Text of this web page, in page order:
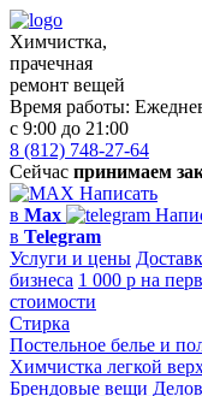
Химчистка,
прачечная
ремонт вещей
Время работы:
с 9:00 до 21:00
8 (812) 748-27-64
Сейчас принимаем
Написать
в Max
в Telegram
Услуги и цены
бизнеса 1 000 р на
стоимости
Стирка
Постельное белье и
Химчистка легкой
Брендовые вещи